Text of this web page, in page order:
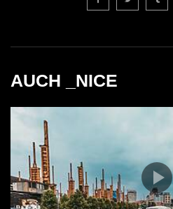
Streaming nicht gerade viel
Möglichkeit für Spenden. Mit
unterstützen. Definitiv solltest
und wenn Du einen
Tracks auf Vinyl!
AUCH _NICE